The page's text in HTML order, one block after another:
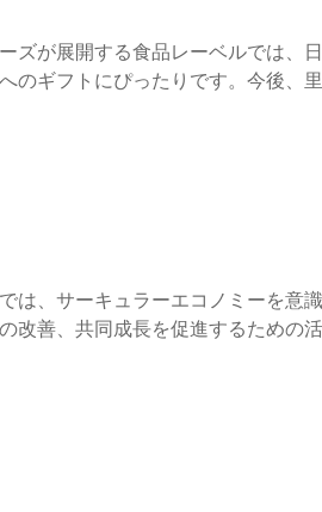
ズが展開する食品レーベルでは、
のギフトにぴったりです。今後、
は、サーキュラーエコノミーを意
改善、共同成長を促進するための